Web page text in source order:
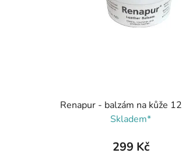
Renapur - balzám na kůže
Skladem*
299 Kč